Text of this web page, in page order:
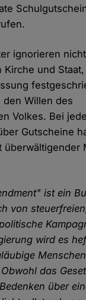
ignorieren
Kirche und
den Willen des
Volkes. Bei
Gutscheine
überwältigender
ist ein
von
wird es
das
über